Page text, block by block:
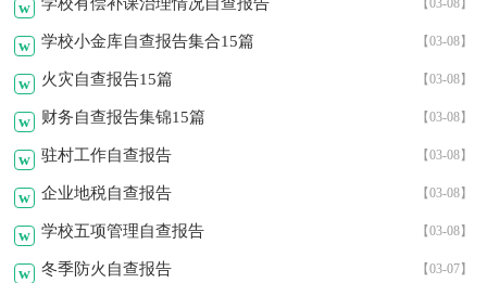
w
w 【03-08】
学校小金库自查报告集合15篇
w 【03-08】
火灾自查报告15篇
w 【03-08】
财务自查报告集锦15篇
w 【03-08】
驻村工作自查报告
w 【03-08】
企业地税自查报告
w 【03-08】
学校五项管理自查报告
w 【03-07】
冬季防火自查报告